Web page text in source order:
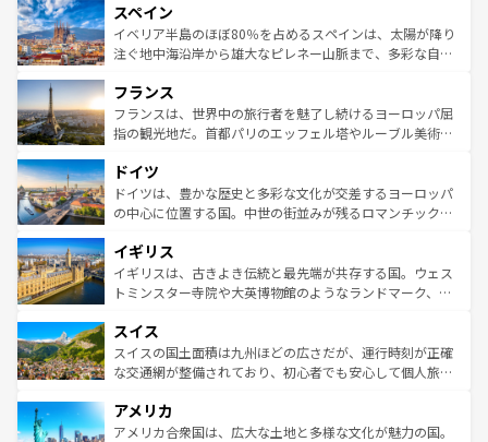
ろん、トスカーナの美しい田園風景やアマルフィ海岸の絶
景など、自然景観も見逃せない。観光の合間には、本場の
ピザやパスタなど、絶品のイタリア料理を堪能することも
ませてくれるイタリアで、忘れられない旅をしてみよう！
なお、新着のイタリア情報はコンテンツ一覧 を参照してほ
しい。
スペイン
イベリア半島のほぼ80％を占めるスペインは、太陽が降り
注ぐ地中海沿岸から雄大なピレネー山脈まで、多彩な自然
文化が根付くこの国では、情熱的なフラメンコ、熱気あふ
れる闘牛、そして美味しいタパスが生活の一部となってい
る。首都マドリードの洗練された雰囲気や、バルセロナの
の城塞都市、穏やかなビーチリゾートまで多彩な表情を見
せる。地方によって風土や気候が異なるスペインはその個
性で訪れる人を魅了する。 なお、新着のスペイン情報はコ
フランス
フランスは、世界中の旅行者を魅了し続けるヨーロッパ屈
指の観光地だ。首都パリのエッフェル塔やルーブル美術館
で、幅広い魅力が詰まっている。華麗な宮殿、歴史的な大
聖堂、美しいビーチ、そして豊かな自然が、訪れる者を心
から魅了する。また、フランスは美食の国としても知ら
いる。シャンパンの発祥地であるランス、プロヴァンスの
香り高いラベンダー畑など、多彩な楽しみ方が可能だ。さ
らに、パリ以外の地域にも魅力が溢れており、どの街角に
れる地方に足を運ぶとそれぞれで全く異なる文化を体験で
きるだろう。 なお、新着のフランス情報はコンテンツ一覧
を参照してほしい。
ドイツ
ドイツは、豊かな歴史と多彩な文化が交差するヨーロッパ
の中心に位置する国。中世の街並みが残るロマンチック街
顔を持つこの国は、どこを歩いても飽きることがない。ベ
ルリンの文化的活気、バイエルン州のアルプスの絶景、そ
してライン川沿いのワイン畑といった風景は必見。ビール
は、お酒好きな人にはぜひ体験してほしい。 なお、新着の
ドイツ情報はコンテンツ一覧を参照してほしい。
イギリス
イギリスは、古きよき伝統と最先端が共存する国。ウェス
トミンスター寺院や大英博物館のようなランドマーク、歴
リアごとに異なる魅力がある。また、優雅なアフタヌーン
ティー、ビール好きにはたまらない英国パブ、サッカー観
戦など、本場だからこそできる体験も豊富。イギリスを旅
ンツ一覧を参照してほしい。
スイス
スイスの国土面積は九州ほどの広さだが、運行時刻が正確
な交通網が整備されており、初心者でも安心して個人旅行
の建物がそのまま残る町や、スイスならではのユニークな
博物館もあり、アルプス観光だけでなく町歩きも満喫する
アメリカ
アメリカ合衆国は、広大な土地と多様な文化が魅力の国。